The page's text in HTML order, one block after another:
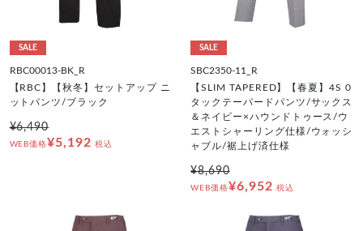
SALE
RBC00013-BK_R
【RBC】【秋冬】セットアップ ニ
ットパンツ/ブラック
¥6,490
WEB価格¥5,192 税込
SALE
SBC2350-11_R
【SLIM TAPERED】【春夏】4S 0
タックテーパードパンツ/サックス
＆ネイビー×ハウンドトゥース/ウ
エストシャーリング仕様/ウォッシ
ャブル/裾上げ済仕様
¥8,690
WEB価格¥6,952 税込